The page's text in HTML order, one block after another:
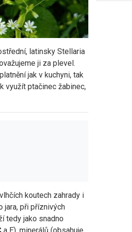
latinsky Stellaria
ji za plevel.
jak v kuchyni, tak
využít ptačinec žabinec,
koutech zahrady i
jara, při příznivých
tedy jako snadno